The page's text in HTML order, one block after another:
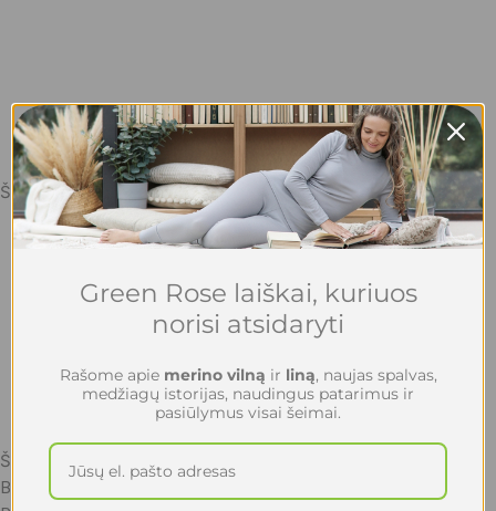
Šviesiai geltona
Šviesiai žalia
Balta (natūrali)
Green Rose laiškai, kuriuos
norisi atsidaryti
Rašome apie merino vilną ir liną, naujas spalvas,
medžiagų istorijas, naudingus patarimus ir
pasiūlymus visai šeimai.